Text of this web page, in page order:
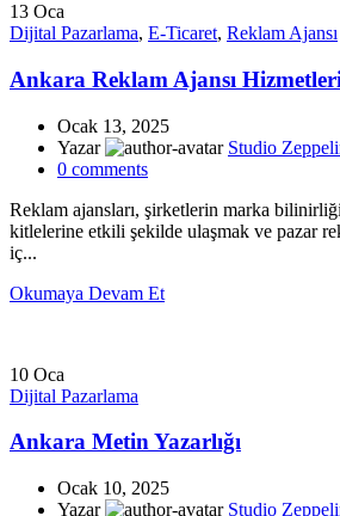
13 Oca
Dijital Pazarlama, E-Ticaret, Reklam Ajansı
Ankara Reklam Ajansı
Ocak 13, 2025
Yazar
Studio
0 comments
Reklam ajansları, şirketlerin marka
kitlelerine etkili şekilde ulaşmak ve pazar
iç...
Okumaya Devam Et
10 Oca
Dijital Pazarlama
Ankara Metin Yazarlığı
Ocak 10, 2025
Yazar
Studio